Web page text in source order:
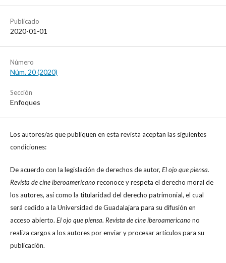
Publicado
2020-01-01
Número
Núm. 20 (2020)
Sección
Enfoques
Los autores/as que publiquen en esta revista aceptan las siguientes
condiciones:
De acuerdo con la legislación de derechos de autor, El ojo que piensa.
Revista de cine iberoamericanoreconoce y respeta el derecho moral de
los autores, así como la titularidad del derecho patrimonial, el cual
será cedido a la Universidad de Guadalajara para su difusión en
acceso abierto. El ojo que piensa. Revista de cine iberoamericanono
realiza cargos a los autores por enviar y procesar artículos para su
publicación.